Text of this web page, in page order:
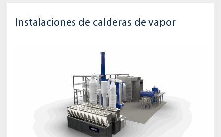
Instalaciones de calderas de vapor